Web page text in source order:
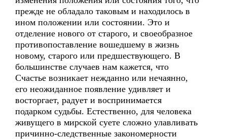
прежде не обладало таковым и находилось в
ином положении или состоянии. Это и
отделение нового от старого, и своеобразное
противопоставление вошедшему в жизнь
новому, старого или предшествующего. В
большинстве случаев нам кажется, что
Счастье возникает нежданно или нечаянно,
его неожиданное появление удивляет и
восторгает, радует и воспринимается
подарком судьбы. Естественно, для человека
живущего в мирской суете сложно улавливать
причинно-следственные закономерности